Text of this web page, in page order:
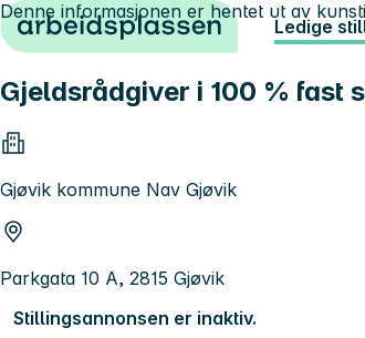
Hopp til innhold Ledige
Gjeldsrådgiver i 100 % fast
Gjøvik kommune Nav Gjøvik
Parkgata 10 A, 2815 Gjøvik
Stillingsannonsen er inaktiv.
Denne informasjonen er hentet ut av